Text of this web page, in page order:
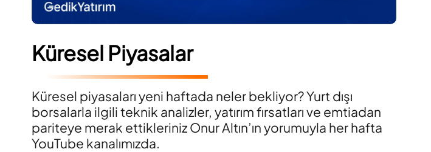
Küresel Piyasalar
Küresel piyasaları yeni haftada neler bekliyor? Yurt dışı
borsalarla ilgili teknik analizler, yatırım fırsatları ve emtiadan
pariteye merak ettikleriniz Onur Altın’ın yorumuyla her hafta
YouTube kanalımızda.